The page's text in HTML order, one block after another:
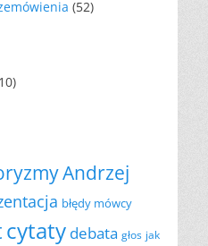
(52)
Andrzej
błędy mówcy
cytaty debata głos jak